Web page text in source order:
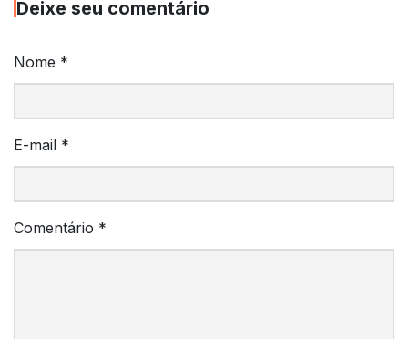
Deixe seu comentário
Comentário *
Nome *
E-mail *